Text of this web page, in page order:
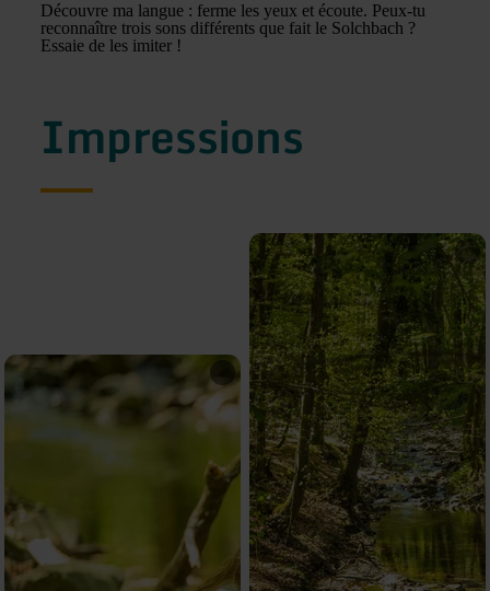
Découvre ma langue : ferme les yeux et écoute. Peux-tu
reconnaître trois sons différents que fait le Solchbach ?
Essaie de les imiter !
Impressions